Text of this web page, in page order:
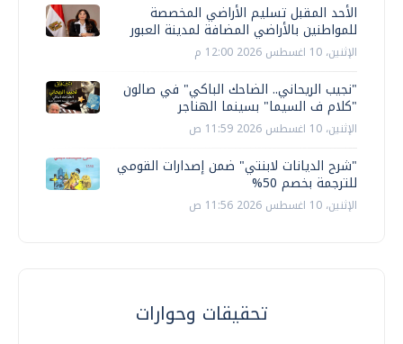
الأحد المقبل تسليم الأراضي المخصصة
للمواطنين بالأراضي المضافة لمدينة العبور
الإثنين، 10 اغسطس 2026 12:00 م
"نجيب الريحاني.. الضاحك الباكي" في صالون
"كلام ف السيما" بسينما الهناجر
الإثنين، 10 اغسطس 2026 11:59 ص
"شرح الديانات لابنتي" ضمن إصدارات القومي
للترجمة بخصم 50%
الإثنين، 10 اغسطس 2026 11:56 ص
تحقيقات وحوارات